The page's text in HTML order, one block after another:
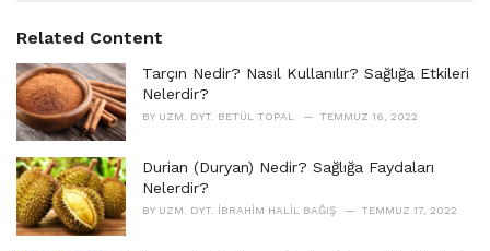
o
r
i
e
s
:
:Related Content
Tarçın Nedir? Nasıl Kullanılır? Sağlığa Etkileri
Nelerdir?
BY UZM. DYT. BETÜL TOPAL TEMMUZ 16, 2022
Durian (Duryan) Nedir? Sağlığa Faydaları
Nelerdir?
BY UZM. DYT. İBRAHIM HALIL BAĞIŞ TEMMUZ 17, 2022